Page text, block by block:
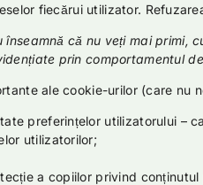
fiecărui utilizator.
că nu veți mai
prin comportamentul
ale cookie-urilor (care
preferințelor utilizatorului –
utilizatorilor;
a copiilor privind